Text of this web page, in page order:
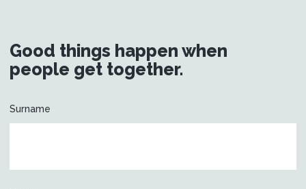
Good things happen when
people get together.
Surname